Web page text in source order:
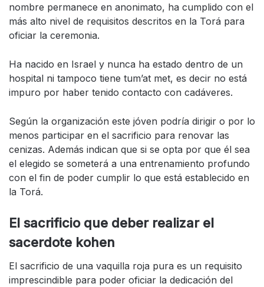
nombre permanece en anonimato, ha cumplido con el
más alto nivel de requisitos descritos en la Torá para
oficiar la ceremonia.
Ha nacido en Israel y nunca ha estado dentro de un
hospital ni tampoco tiene tum’at met, es decir no está
impuro por haber tenido contacto con cadáveres.
Según la organización este jóven podría dirigir o por lo
menos participar en el sacrificio para renovar las
cenizas. Además indican que si se opta por que él sea
el elegido se someterá a una entrenamiento profundo
con el fin de poder cumplir lo que está establecido en
la Torá.
El sacrificio que deber realizar el
sacerdote kohen
El sacrificio de una vaquilla roja pura es un requisito
imprescindible para poder oficiar la dedicación del